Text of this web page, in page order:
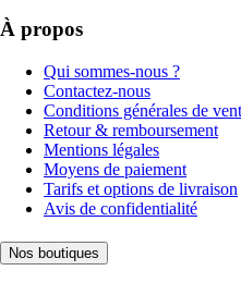
À propos
Qui sommes-nous ?
Contactez-nous
Conditions générales de
Retour & remboursement
Mentions légales
Moyens de paiement
Tarifs et options de livraison
Avis de confidentialité
Nos boutiques